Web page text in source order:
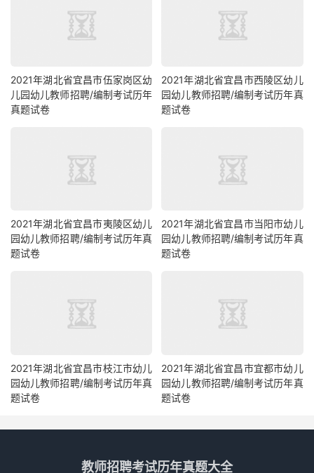
2021年湖北省宜昌市伍家岗区幼
儿园幼儿教师招聘/编制考试历年
真题试卷
2021年湖北省宜昌市西陵区幼儿
园幼儿教师招聘/编制考试历年真
题试卷
2021年湖北省宜昌市夷陵区幼儿
园幼儿教师招聘/编制考试历年真
题试卷
2021年湖北省宜昌市当阳市幼儿
园幼儿教师招聘/编制考试历年真
题试卷
2021年湖北省宜昌市枝江市幼儿
园幼儿教师招聘/编制考试历年真
题试卷
2021年湖北省宜昌市宜都市幼儿
园幼儿教师招聘/编制考试历年真
题试卷
教师招聘考试历年真题大全